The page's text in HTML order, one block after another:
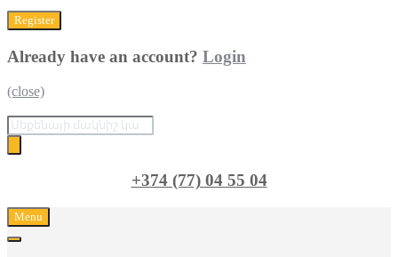
Already have an account? Login
(close)
Поиск
товаров
+374 (77) 04 55 04
Menu